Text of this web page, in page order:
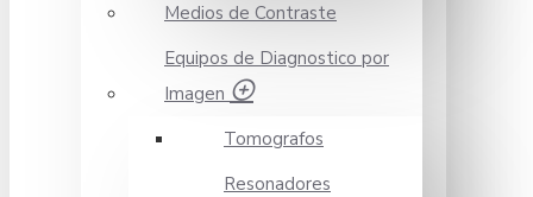
Medios de Contraste
Equipos de Diagnostico por
Imagen
Tomografos
Resonadores